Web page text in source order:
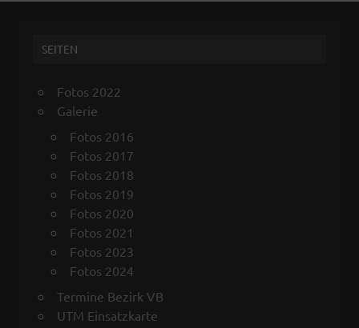
SEITEN
Fotos 2022
Galerie
Fotos 2016
Fotos 2017
Fotos 2018
Fotos 2019
Fotos 2020
Fotos 2021
Fotos 2023
Fotos 2024
Termine Bezirk VB
UTM Einsatzkarte